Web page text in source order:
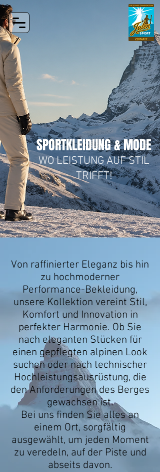
SPORTKLEIDUNG & MODE
WO LEISTUNG AUF STIL
TRIFFT!
Von raffinierter Eleganz bis hin
zu hochmoderner
Performance-Bekleidung,
unsere Kollektion vereint Stil,
Komfort und Innovation in
perfekter Harmonie. Ob Sie
nach eleganten Stücken für
einen gepflegten alpinen Look
suchen oder nach technischer
Hochleistungsausrüstung, die
den Anforderungen des Berges
gewachsen ist.
Bei uns finden Sie alles an
einem Ort, sorgfältig
ausgewählt, um jeden Moment
zu veredeln, auf der Piste und
abseits davon.